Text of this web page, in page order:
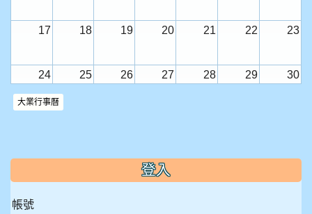
17 18 19 20 21 22 23
24 25 26 27 28 29 30
大業行事曆
::: 登入
帳號